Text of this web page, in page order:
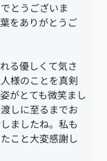
とうございま
をありがとうご
る優しくて気さ
様のことを真剣
がとても微笑まし
しに至るまでお
ましたね。私も
こと大変感謝し